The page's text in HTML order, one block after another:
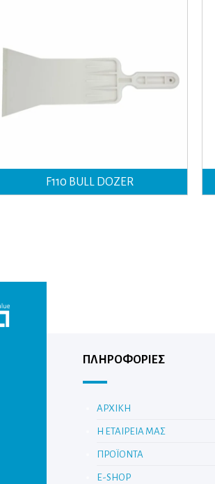
F110 BULL DOZER
ΠΛΗΡΟΦΟΡΙΕΣ
ΑΡΧΙΚΗ
Η ΕΤΑΙΡΕΙΑ ΜΑΣ
ΠΡΟΪΟΝΤΑ
E-SHOP